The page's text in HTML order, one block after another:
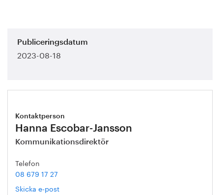
Publiceringsdatum
2023-08-18
Kontaktperson
Hanna Escobar-Jansson
Kommunikationsdirektör
Telefon
08 679 17 27
Skicka e-post